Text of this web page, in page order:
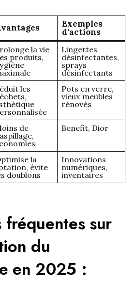
Exemples
d’actions
la vie
produits,
Lingettes
désinfectantes,
sprays
désinfectants
les
Pots en verre,
vieux meubles
rénovés
de
Benefit, Dior
la
évite
doublons
Innovations
numériques,
inventaires
fréquentes sur
du
en 2025 :